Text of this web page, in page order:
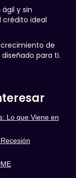
y sin
crédito ideal
crecimiento de
para ti.
Lo que Viene en